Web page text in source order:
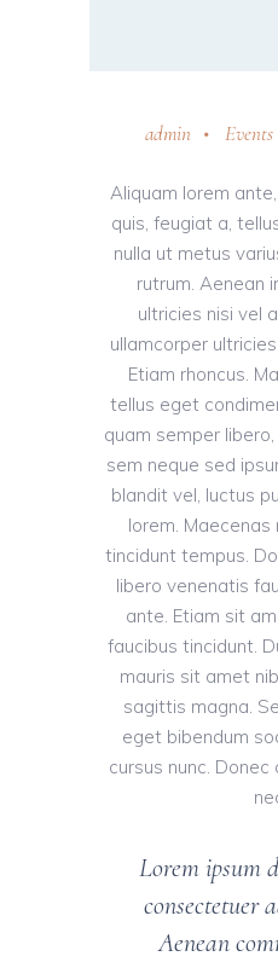
admin Events
Aliquam lorem
quis, feugiat a,
nulla ut metus
rutrum. Aenean
ultricies nisi vel
ullamcorper
Etiam rhoncus.
tellus eget
quam semper
sem neque sed
blandit vel, luctus
lorem.
tincidunt tempus.
libero venenatis
ante. Etiam sit
faucibus tincidunt.
mauris sit amet
sagittis magna.
eget bibendum
cursus nunc.
Lorem ipsum
consectetuer
Aenean